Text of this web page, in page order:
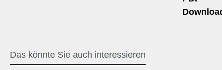
Das könnte Sie auch interessieren